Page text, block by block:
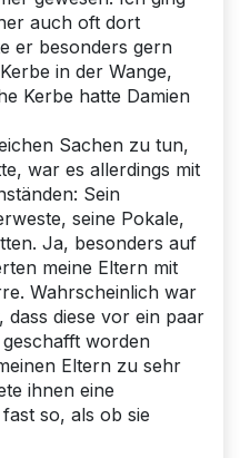
auch oft dort
er besonders gern
in der Wange,
Kerbe hatte Damien
Sachen zu tun,
war es allerdings mit
Sein
seine Pokale,
Ja, besonders auf
meine Eltern mit
Wahrscheinlich war
diese vor ein paar
worden
Eltern zu sehr
ihnen eine
so, als ob sie